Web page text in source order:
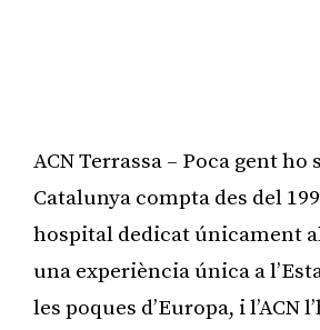
ACN Terrassa – Poca gent ho
Catalunya compta des del
hospital dedicat únicament
una experiència única a
les poques d’Europa, i l’ACN